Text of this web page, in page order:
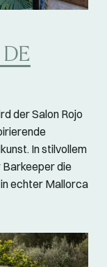
der Salon Rojo
In stilvollem
die
echter Mallorca